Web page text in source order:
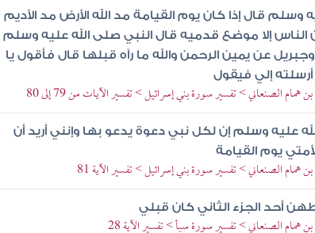
وسلم قال إذا كان يوم القيامة مد الله الأرض مد الأديم
إلا موضع قدميه قال النبي صلى الله عليه وسلم
عن يمين الرحمن والله ما رآه قبلها قال فأقول يا
إلي فيقول
همام الصنعاني > تفسير سورة بني إسرائيل > تفسير الآيات من 79 إلى 80
عليه وسلم إن لكل نبي دعوة يدعو بها وإنني أريد أن
يوم القيامة
همام الصنعاني > تفسير سورة بني إسرائيل > تفسير الآية 81
أحد الجزء الثاني كان قبلي
همام الصنعاني > تفسير سورة سبأ > تفسير الآية 28